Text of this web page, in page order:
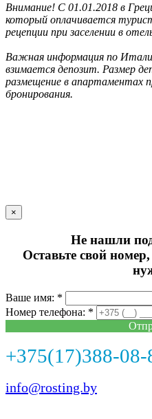
Внимание! С 01.01.2018 в
который оплачивается
рецепции при заселении в
Важная информация по
взимается депозит. Размер
размещение в апартаментах
бронирования.
×
Не нашли
Оставьте свой
Ваше имя: *
Номер телефона: *
+375(17)388-08-
info@rosting.by